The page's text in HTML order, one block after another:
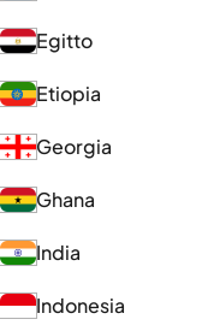
Egitto
Etiopia
Georgia
Ghana
India
Indonesia